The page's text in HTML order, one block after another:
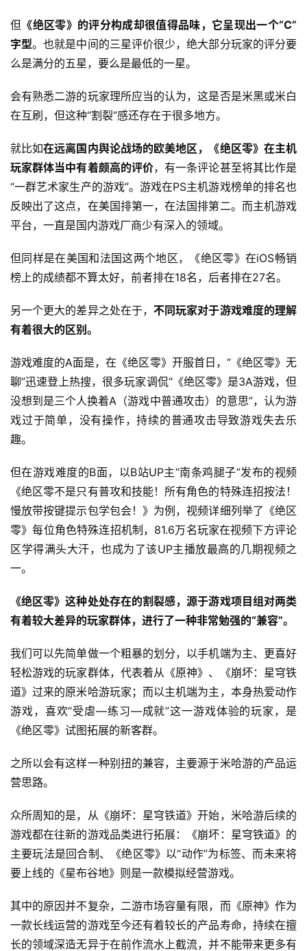
但 《绝区零》的评分构成却很值得品味，它呈现出一个“C”
字型。也就是中间的三星评价很少，绝大部分玩家的评分要
么是满分的五星，要么是最低的一星。
会有熟悉二游的玩家理所应当的认为，这是否是米黑或米白
在互刷，但这种“割裂”感还存在于很多地方。
就比如在远离国内舆论战场的欧美地区，《绝区零》在主机
玩家群体当中有着颇高的评价，有一条评论甚至将其比作是
“一群艺术家生产的游戏”。游戏在PS主机游戏榜单的排名也
反映出了这点，在美国排第一，在法国排第二。而主机游戏
平台，一直是国内游戏厂商少有深入的领域。
但同样是在美国和法国这两个地区，《绝区零》在iOS畅销
榜上的成绩都不算太好，前者排在18名，后者排在27名。
另一个更大的差异之处在于，不同玩家对于游戏难度的理解
有着很大的区别。
游戏难度的A面是，在《绝区零》开服首日，“《绝区零》无
聊”迅速登上热搜，很多玩家调侃“《绝区零》是3A游戏，但
没想到是三个人换着A（游戏中普通攻击）的意思”，认为游
戏过于简单，没有操作，持续的普通攻击导致游戏失去乐
趣。
但在游戏难度的B面，以B站UP主“南条鸡腿子”发布的视频
《绝区零不是只有普攻和技能！所有角色的特殊连招按法！
慢放带按键提示包学包会！》为例，视频详细列举了《绝区
零》每位角色特殊连招机制，81.6万名玩家在视频下方评论
区学得满头大汗，也成为了该UP主播放最高的几期视频之
一。
《绝区零》这种处处存在的割裂感，源于游戏项目组对两类
有着较大差异的玩家群体，进行了一种非常勉强的“兼容”。
我们可以先简单做一个粗暴的划分，以手机端为主、更喜好
轻松游戏的玩家群体，代表着从《原神》、《崩坏：星穹铁
道》过来的原米哈游玩家；而以主机端为主，本身热爱动作
游戏，喜欢“受虐—练习—成就”这一游戏体验的玩家，是
《绝区零》试图拓展的新客群。
之所以会有这样一种别扭的兼容，主要源于米哈游的产品运
营思路。
众所周知的是，从《崩坏：星穹铁道》开始，米哈游后续的
游戏都在往新的游戏品类进行拓展：《崩坏：星穹铁道》的
主要玩法是回合制、《绝区零》以“动作”为标签、而未来将
要上线的《星布谷地》则是一款模拟经营游戏。
其中的原因并不复杂，二游市场容量有限，而《原神》作为
一款长线运营的游戏至今还有着较长的产品寿命，持续在擅
长的领域深造无异于在前作流水上截流，并不能带来更多有